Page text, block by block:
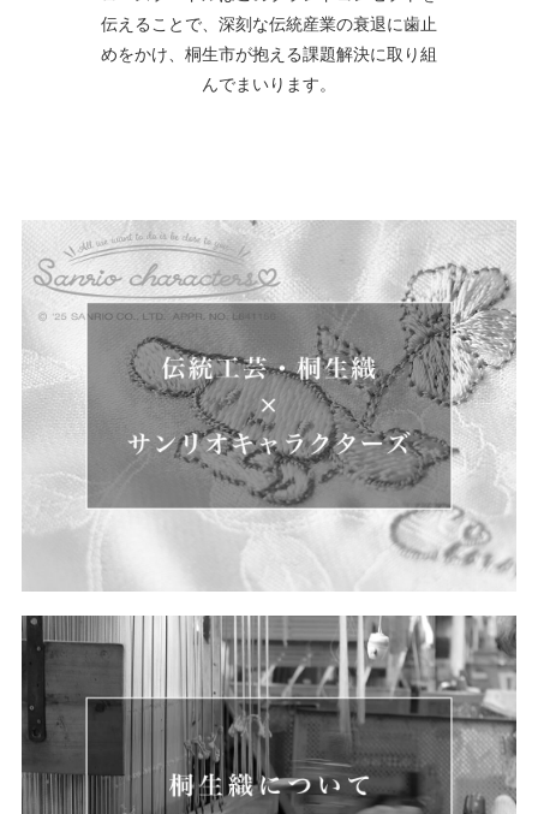
伝えることで、深刻な伝統産業の衰退に歯止
めをかけ、桐生市が抱える課題解決に取り組
んでまいります。